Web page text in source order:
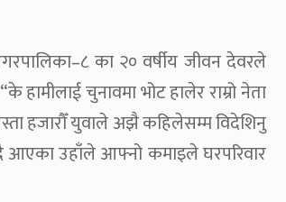
का २० वर्षीय जीवन देवरले
चुनावमा भोट हालेर राम्रो नेता
हजारौँ युवाले अझै कहिलेसम्म विदेशिनु
आएका उहाँले आफ्नो कमाइले घरपरिवार